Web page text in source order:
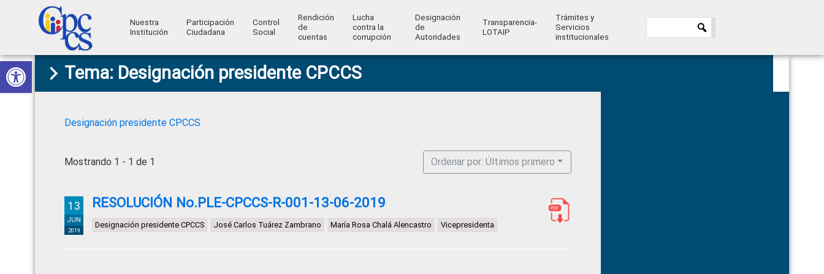
Abrir barra de herramientas
Skip
to
primary
Skip
to
main
Skip
to
primary
Skip
to
footer
Consejo
de
Ciudadana
Control
Construyendo
Poder
Ciudadano
Nuestra
Institución
Participación
Ciudadana
Control
Social
Rendición
de
cuentas
Lucha
contra la
corrupción
Designación
de
Autoridades
Transparencia-
LOTAIP
Trámites y
Servicios
institucionales
Tema: Designación presidente CPCCS
Designación presidente CPCCS
Mostrando 1 - 1 de 1 Ordenar por: Últimos primero
13
JUN
2019
RESOLUCIÓN No.PLE-CPCCS-R-001-13-06-2019
Designación presidente CPCCS José Carlos Tuárez Zambrano María Rosa Chalá Alencastro Vicepresidenta